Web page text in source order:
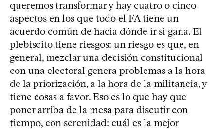
queremos transformar y hay cuatro o cinco
aspectos en los que todo el FA tiene un
acuerdo común de hacia dónde ir si gana. El
plebiscito tiene riesgos: un riesgo es que, en
general, mezclar una decisión constitucional
con una electoral genera problemas a la hora
de la priorización, a la hora de la militancia, y
tiene cosas a favor. Eso es lo que hay que
poner arriba de la mesa para discutir con
tiempo, con serenidad: cuál es la mejor